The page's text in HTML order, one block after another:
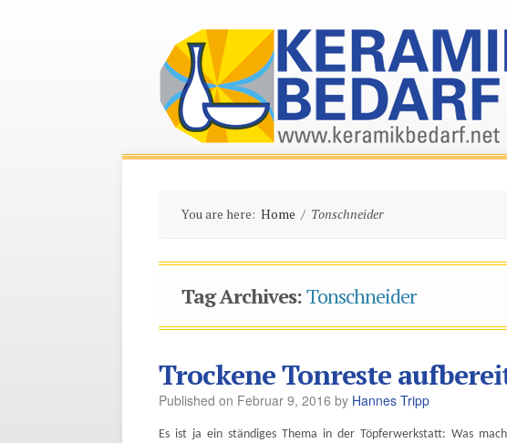
You are here: Home / Tonschneider
Tag Archives:Tonschneider
Trockene Tonreste
Published on Februar 9, 2016 by Hannes Tripp
Es ist ja ein ständiges Thema in der Töpferwerkstatt: Was